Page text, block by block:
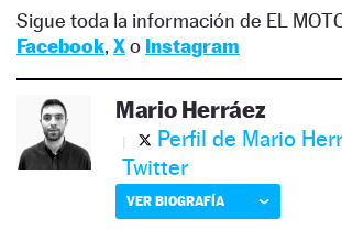
Sigue toda la información de EL
Facebook, Xo Instagram
Mario Herráez
Perfil de Mario
Twitter
VER BIOGRAFÍA